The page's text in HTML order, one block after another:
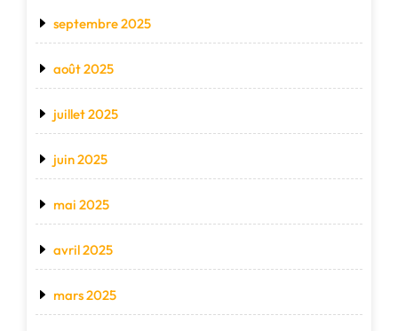
septembre 2025
août 2025
juillet 2025
juin 2025
mai 2025
avril 2025
mars 2025